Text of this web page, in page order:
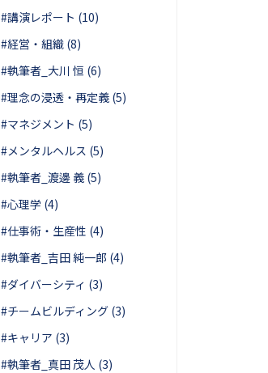
#講演レポート (10)
#経営・組織 (8)
#執筆者_大川 恒 (6)
#理念の浸透・再定義 (5)
#マネジメント (5)
#メンタルヘルス (5)
#執筆者_渡邊 義 (5)
#心理学 (4)
#仕事術・生産性 (4)
#執筆者_吉田 純一郎 (4)
#ダイバーシティ (3)
#チームビルディング (3)
#キャリア (3)
#執筆者_真田 茂人 (3)